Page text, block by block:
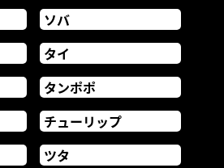
ソバ
タイ
タンポポ
チューリップ
ツタ